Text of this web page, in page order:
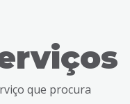
que procura